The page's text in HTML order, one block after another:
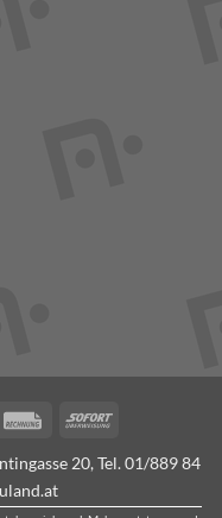
RechungSofort
20, Tel.01/889 84